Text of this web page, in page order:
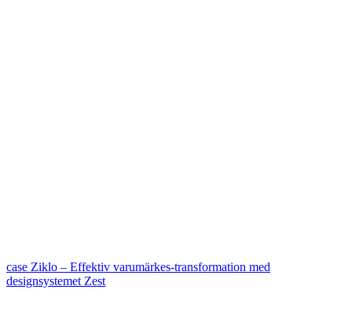
case Ziklo – Effektiv varumärkes-transformation med
designsystemet Zest